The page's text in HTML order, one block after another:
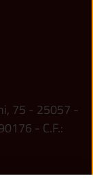
75 - 25057 -
- C.F.: